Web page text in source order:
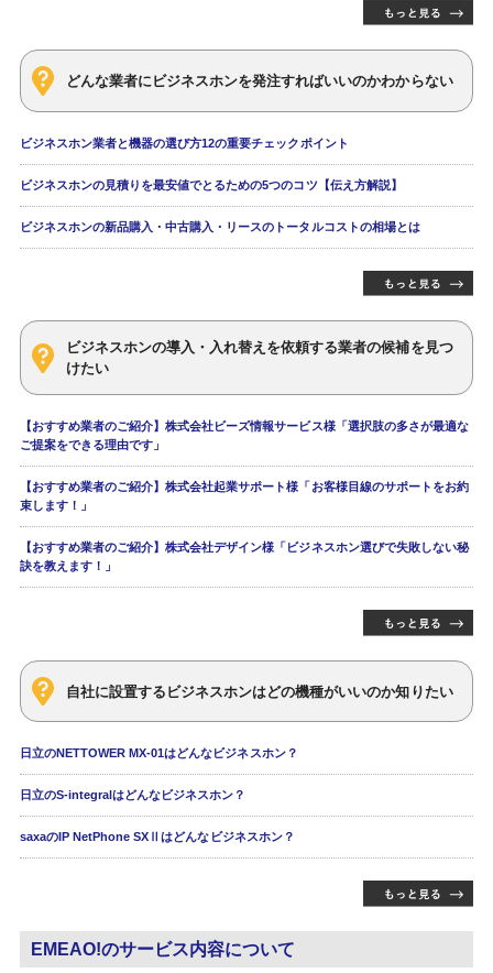
どんな業者にビジネスホンを発注すればいいのかわからない
ビジネスホン業者と機器の選び方12の重要チェックポイント
ビジネスホンの見積りを最安値でとるための5つのコツ【伝え方解説】
ビジネスホンの新品購入・中古購入・リースのトータルコストの相場とは
ビジネスホンの導入・入れ替えを依頼する業者の候補を見つ
けたい
【おすすめ業者のご紹介】株式会社ビーズ情報サービス様「選択肢の多さが最適な
ご提案をできる理由です」
【おすすめ業者のご紹介】株式会社起業サポート様「お客様目線のサポートをお約
束します！」
【おすすめ業者のご紹介】株式会社デザイン様「ビジネスホン選びで失敗しない秘
訣を教えます！」
自社に設置するビジネスホンはどの機種がいいのか知りたい
日立のNETTOWER MX-01はどんなビジネスホン？
日立のS-integralはどんなビジネスホン？
saxaのIP NetPhone SXⅡはどんなビジネスホン？
EMEAO!のサービス内容について